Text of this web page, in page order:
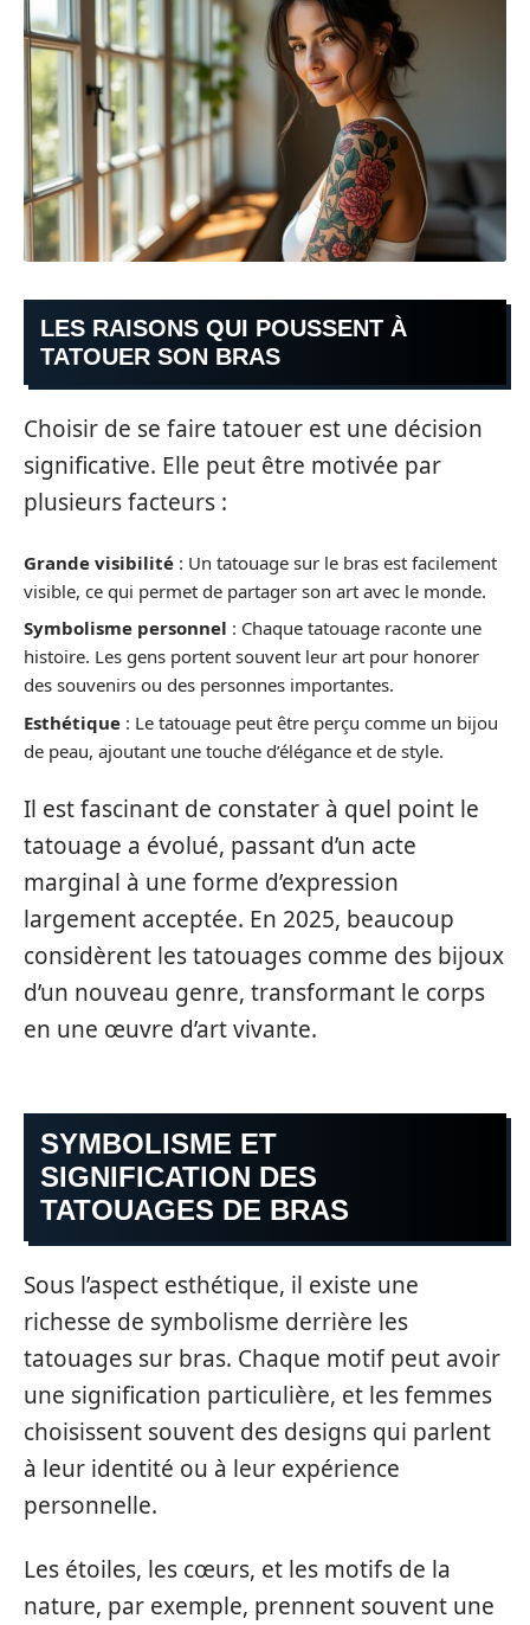
LES RAISONS QUI POUSSENT À
TATOUER SON BRAS
Choisir de se faire tatouer est une décision
significative. Elle peut être motivée par
plusieurs facteurs :
Grande visibilité : Un tatouage sur le bras est facilement
visible, ce qui permet de partager son art avec le monde.
Symbolisme personnel : Chaque tatouage raconte une
histoire. Les gens portent souvent leur art pour honorer
des souvenirs ou des personnes importantes.
Esthétique : Le tatouage peut être perçu comme un bijou
de peau, ajoutant une touche d’élégance et de style.
Il est fascinant de constater à quel point le
tatouage a évolué, passant d’un acte
marginal à une forme d’expression
largement acceptée. En 2025, beaucoup
considèrent les tatouages comme des bijoux
d’un nouveau genre, transformant le corps
en une œuvre d’art vivante.
SYMBOLISME ET
SIGNIFICATION DES
TATOUAGES DE BRAS
Sous l’aspect esthétique, il existe une
richesse de symbolisme derrière les
tatouages sur bras. Chaque motif peut avoir
une signification particulière, et les femmes
choisissent souvent des designs qui parlent
à leur identité ou à leur expérience
personnelle.
Les étoiles, les cœurs, et les motifs de la
nature, par exemple, prennent souvent une